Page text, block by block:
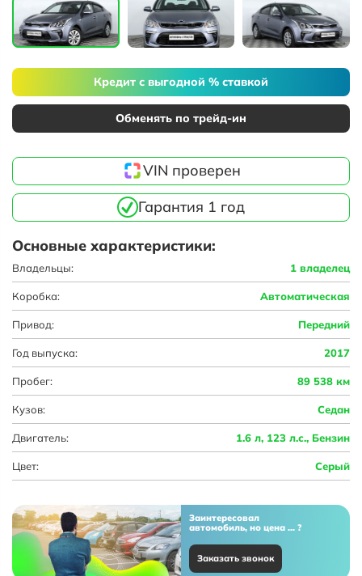
Кредит с выгодной % ставкой
Обменять по трейд-ин
VIN проверен
Гарантия 1 год
Основные характеристики:
Владельцы: 1 владелец
Коробка: Автоматическая
Привод: Передний
Год выпуска: 2017
Пробег: 89 538 км
Кузов: Седан
Двигатель: 1.6 л, 123 л.с., Бензин
Цвет: Серый
Заинтересовал
автомобиль, но цена ... ?
Заказать звонок